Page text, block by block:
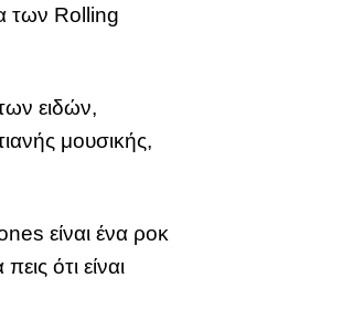
των Rolling
ειδών,
μουσικής,
είναι ένα ροκ
ότι είναι